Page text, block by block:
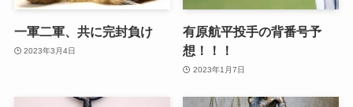
一軍二軍、共に完封負け
2023年3月4日
有原航平投手の背番号予
想！！！
2023年1月7日